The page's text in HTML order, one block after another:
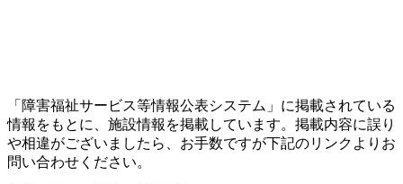
「障害福祉サービス等情報公表システム」に掲載されている
情報をもとに、施設情報を掲載しています。掲載内容に誤り
や相違がございましたら、お手数ですが下記のリンクよりお
問い合わせください。